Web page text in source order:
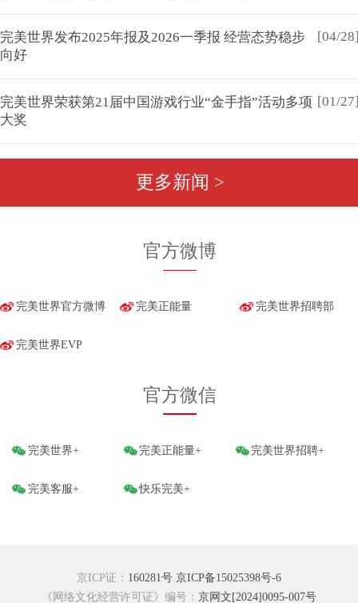
[04/
完美世界发布2025年报及2026一季报 经营态势稳步
向好
[01/
完美世界荣获第21届中国游戏行业“金手指”活动多项
大奖
更多新闻 >
官方微博
完美世界官方微博 完美正能量 完美世界招聘部
完美世界EVP
官方微信
完美世界+ 完美正能量+ 完美世界招聘+
完美客服+ 快乐完美+
京ICP证： 160281号 京ICP备15025398号-6
《网络文化经营许可证》编号： 京网文[2024]0095-007号